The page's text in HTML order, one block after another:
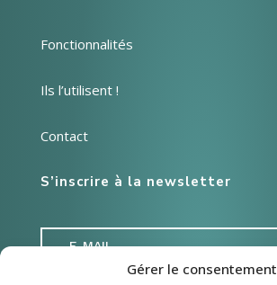
Gérer le consentement
Fonctionnalités
Ils l’utilisent !
Contact
S’inscrire à la newsletter